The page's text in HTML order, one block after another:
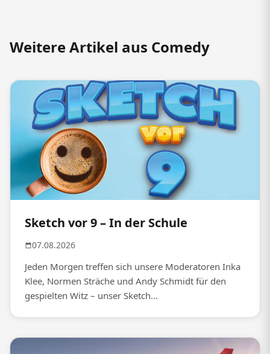
Weitere Artikel aus Comedy
Sketch vor 9 – In der Schule
07.08.2026
Jeden Morgen treffen sich unsere Moderatoren Inka
Klee, Normen Sträche und Andy Schmidt für den
gespielten Witz – unser Sketch...